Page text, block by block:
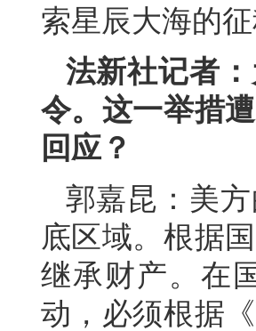
索星辰大海的
法新社记者
令。这一举措
回应？
郭嘉昆：美
底区域。根据
继承财产。在
动，必须根据